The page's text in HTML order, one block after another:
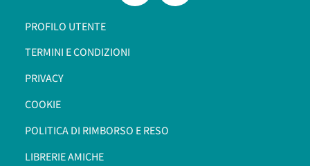
PROFILO UTENTE
TERMINI E CONDIZIONI
PRIVACY
COOKIE
POLITICA DI RIMBORSO E RESO
LIBRERIE AMICHE